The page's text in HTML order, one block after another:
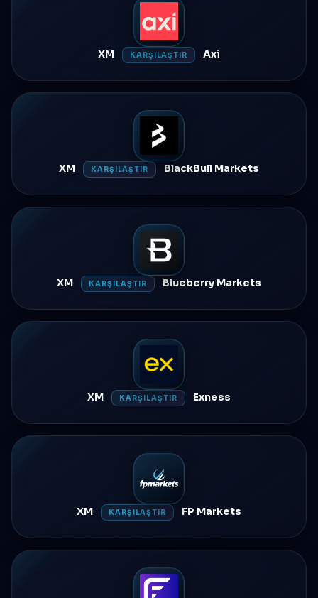
XM KARŞILAŞTIR Axi
XM KARŞILAŞTIR BlackBull Markets
XM KARŞILAŞTIR Blueberry Markets
XM KARŞILAŞTIR Exness
XM KARŞILAŞTIR FP Markets